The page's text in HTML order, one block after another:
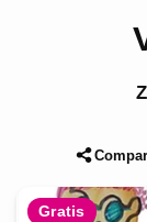
Gratis